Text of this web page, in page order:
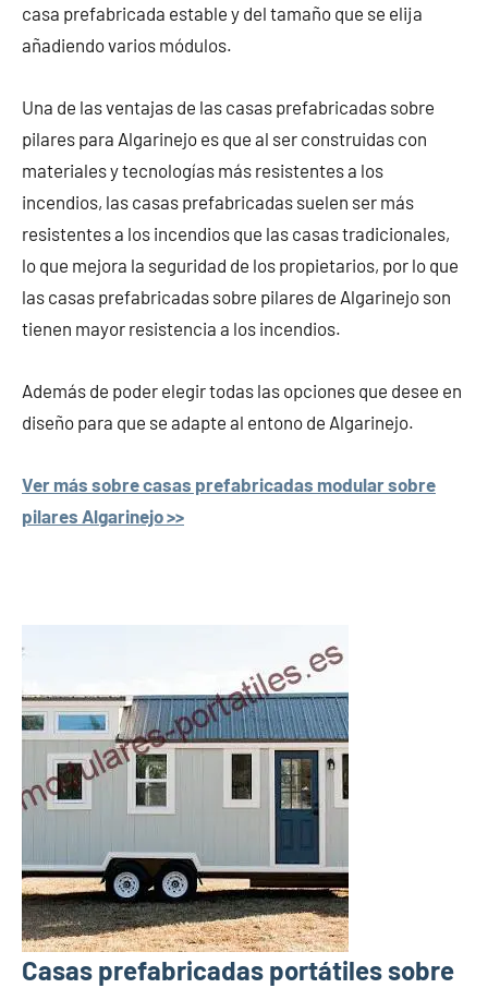
casa prefabricada estable y del tamaño que se elija
añadiendo varios módulos.
Una de las ventajas de las casas prefabricadas sobre
pilares para Algarinejo es que al ser construidas con
materiales y tecnologías más resistentes a los
incendios, las casas prefabricadas suelen ser más
resistentes a los incendios que las casas tradicionales,
lo que mejora la seguridad de los propietarios, por lo que
las casas prefabricadas sobre pilares de Algarinejo son
tienen mayor resistencia a los incendios.
Además de poder elegir todas las opciones que desee en
diseño para que se adapte al entono de Algarinejo.
Ver más sobre casas prefabricadas modular sobre
pilares Algarinejo >>
Casas prefabricadas portátiles sobre